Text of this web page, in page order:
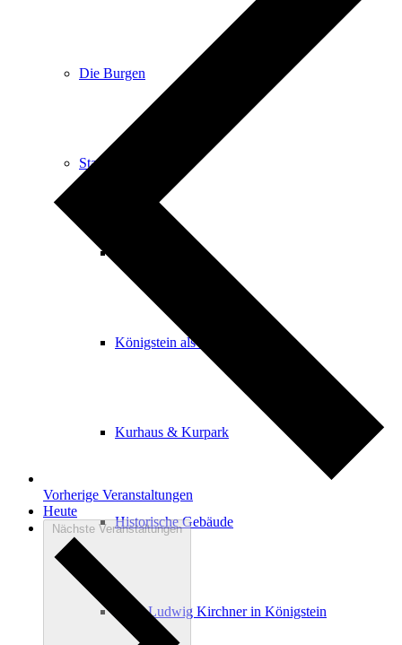
Die Burgen
Stadtgeschichte
Königstein als Kurort
Kurhaus & Kurpark
Historische Gebäude
Ernst Ludwig Kirchner in Königstein
Vorherige Veranstaltungen
Heute
Nächste Veranstaltungen